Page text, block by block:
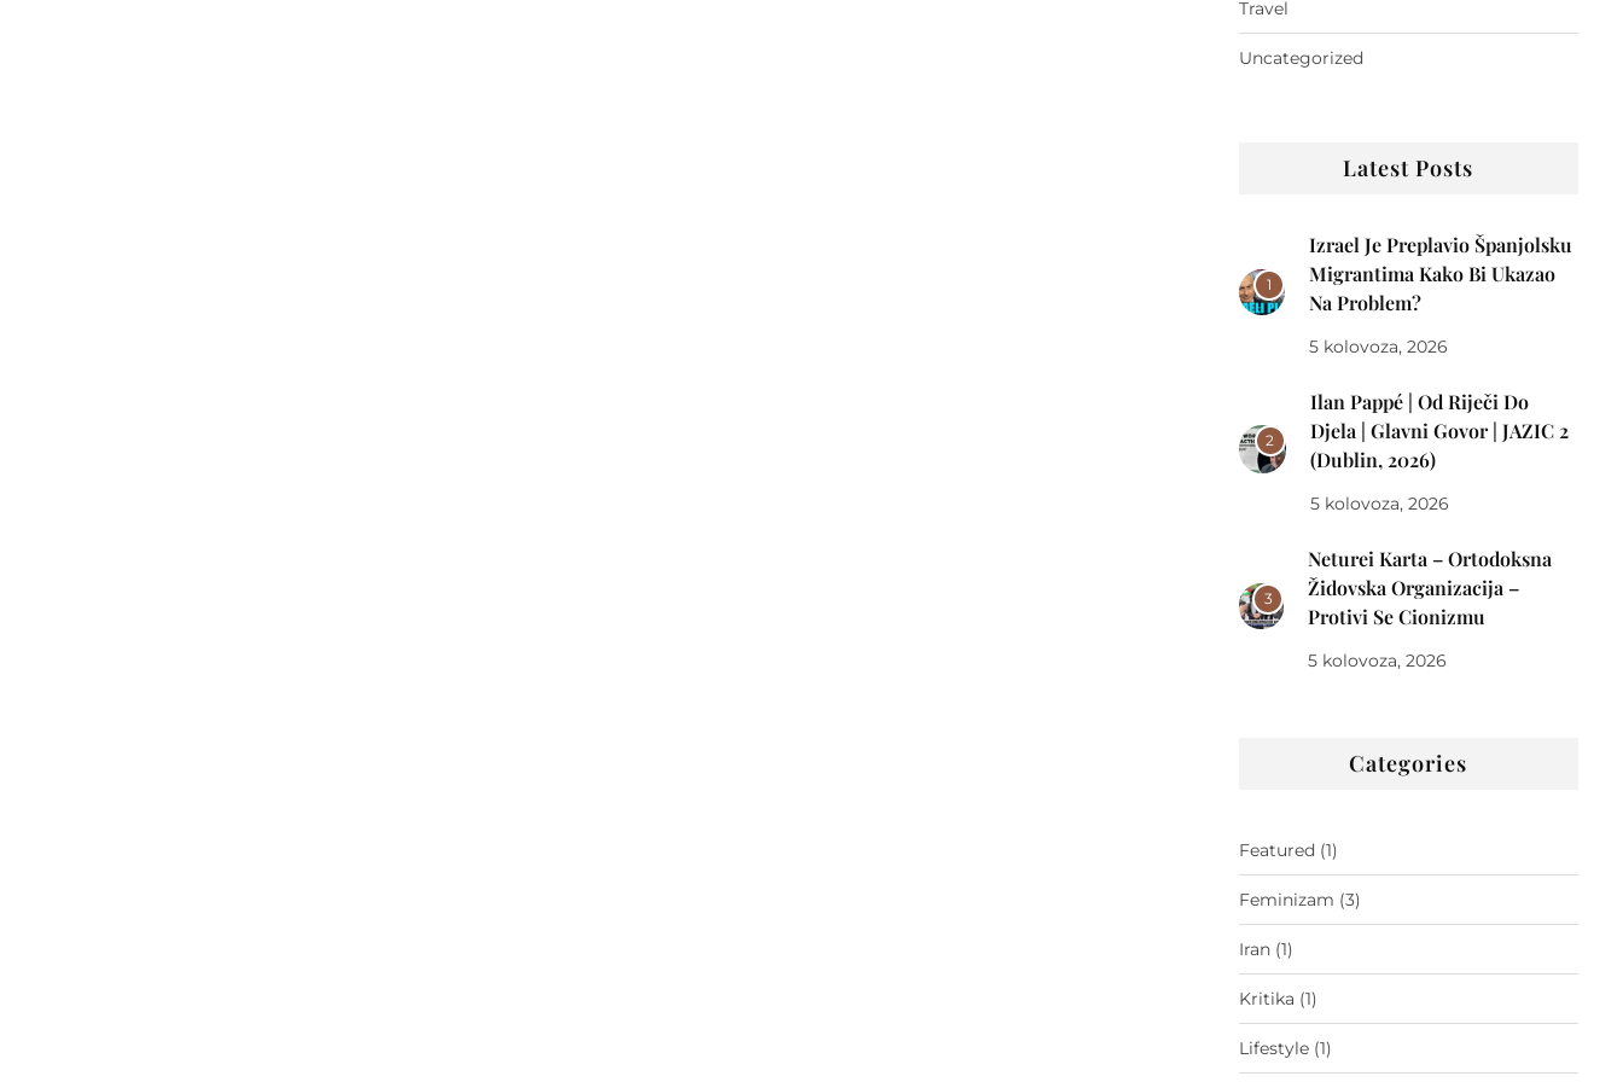
Travel
Uncategorized
Latest Posts
1
Izrael Je Preplavio Španjolsku
Migrantima Kako Bi Ukazao
Na Problem?
5 kolovoza, 2026
2
Ilan Pappé | Od Riječi Do
Djela | Glavni Govor | JAZIC 2
(Dublin, 2026)
5 kolovoza, 2026
3
Neturei Karta – Ortodoksna
Židovska Organizacija –
Protivi Se Cionizmu
5 kolovoza, 2026
Categories
Featured (1)
Feminizam (3)
Iran(1)
Kritika (1)
Lifestyle(1)